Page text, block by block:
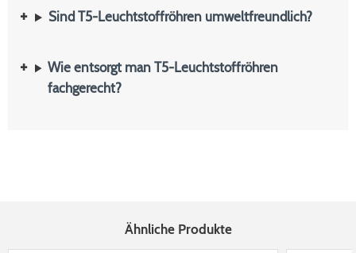
Sind T5-Leuchtstoffröhren umweltfreundlich?
Wie entsorgt man T5-Leuchtstoffröhren
fachgerecht?
Ähnliche Produkte